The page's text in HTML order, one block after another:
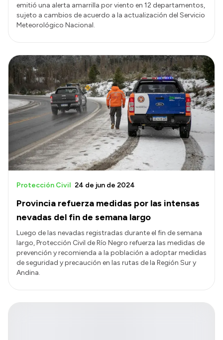
Login
emitió una alerta amarrilla por viento en 12 departamentos,
sujeto a cambios de acuerdo a la actualización del Servicio
Meteorológico Nacional.
Provincia refuerza medidas por las intensas
nevadas del fin de semana largo
Protección Civil 24 de jun de 2024
Luego de las nevadas registradas durante el fin de semana
largo, Protección Civil de Río Negro refuerza las medidas de
prevención y recomienda a la población a adoptar medidas
de seguridad y precaución en las rutas de la Región Sur y
Andina.